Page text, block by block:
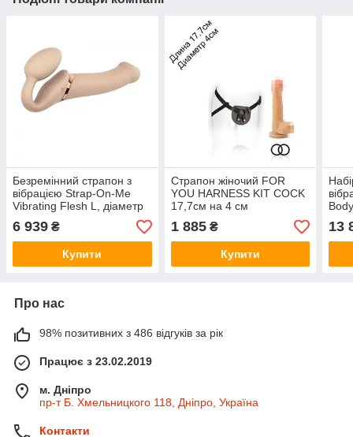
Безремінний страпон з
вібрацією Strap-On-Me
Vibrating Flesh L, діаметр
3,7 см, пульт ДК,
регульовани
6 939 ₴
Купити
Страпон жіночий FOR
YOU HARNESS KIT COCK
17,7см на 4 см
1 885₴
Купити
13
Про нас
98% позитивних з 486 відгуків за рік
Працює з 23.02.2019
м. Дніпро
пр-т Б. Хмельницкого 118, Дніпро, Україна
Контакти